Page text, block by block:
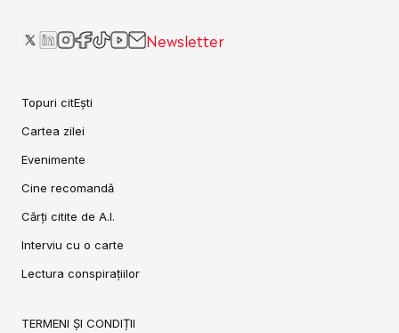
Newsletter
Topuri citEști
Cartea zilei
Evenimente
Cine recomandă
Cărți citite de A.I.
Interviu cu o carte
Lectura conspirațiilor
TERMENI ȘI CONDIȚII